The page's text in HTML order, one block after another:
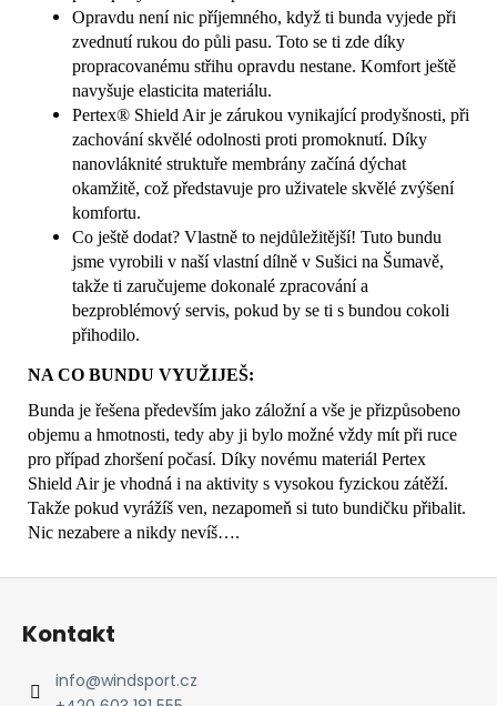
Opravdu není nic příjemného, když ti bunda vyjede při
zvednutí rukou do půli pasu. Toto se ti zde díky
propracovanému střihu opravdu nestane. Komfort ještě
navyšuje elasticita materiálu.
Pertex® Shield Air je zárukou vynikající prodyšnosti, při
zachování skvělé odolnosti proti promoknutí. Díky
nanovláknité struktuře membrány začíná dýchat
okamžitě, což představuje pro uživatele skvělé zvýšení
komfortu.
Co ještě dodat? Vlastně to nejdůležitější! Tuto bundu
jsme vyrobili v naší vlastní dílně v Sušici na Šumavě,
takže ti zaručujeme dokonalé zpracování a
bezproblémový servis, pokud by se ti s bundou cokoli
přihodilo.
NA CO BUNDU VYUŽIJEŠ:
Bunda je řešena především jako záložní a vše je přizpůsobeno
objemu a hmotnosti, tedy aby ji bylo možné vždy mít při ruce
pro případ zhoršení počasí. Díky novému materiál Pertex
Shield Air je vhodná i na aktivity s vysokou fyzickou zátěží.
Takže pokud vyrážíš ven, nezapomeň si tuto bundičku přibalit.
Nic nezabere a nikdy nevíš….
Z
Kontakt
info@windsport.cz